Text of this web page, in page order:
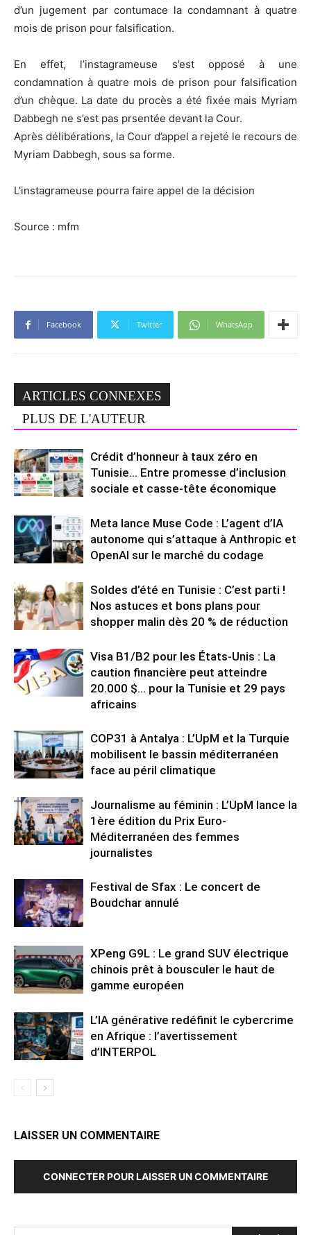
d’un jugement par contumace la condamnant à quatre
mois de prison pour falsification.
En effet, l’instagrameuse s’est opposé à une
condamnation à quatre mois de prison pour falsification
d’un chèque. La date du procès a été fixée mais Myriam
Dabbegh ne s’est pas prsentée devant la Cour.
Après délibérations, la Cour d’appel a rejeté le recours de
Myriam Dabbegh, sous sa forme.
L’instagrameuse pourra faire appel de la décision
Source : mfm
Facebook Twitter WhatsApp
ARTICLES CONNEXES
PLUS DE L'AUTEUR
Crédit d’honneur à taux zéro en
Tunisie… Entre promesse d’inclusion
sociale et casse-tête économique
Meta lance Muse Code : L’agent d’IA
autonome qui s’attaque à Anthropic et
OpenAI sur le marché du codage
Soldes d’été en Tunisie : C’est parti !
Nos astuces et bons plans pour
shopper malin dès 20 % de réduction
Visa B1/B2 pour les États-Unis : La
caution financière peut atteindre
20.000 $… pour la Tunisie et 29 pays
africains
COP31 à Antalya : L’UpM et la Turquie
mobilisent le bassin méditerranéen
face au péril climatique
Journalisme au féminin : L’UpM lance la
1ère édition du Prix Euro-
Méditerranéen des femmes
journalistes
Festival de Sfax : Le concert de
Boudchar annulé
XPeng G9L : Le grand SUV électrique
chinois prêt à bousculer le haut de
gamme européen
L’IA générative redéfinit le cybercrime
en Afrique : l’avertissement
d’INTERPOL
LAISSER UN COMMENTAIRE
CONNECTER POUR LAISSER UN COMMENTAIRE